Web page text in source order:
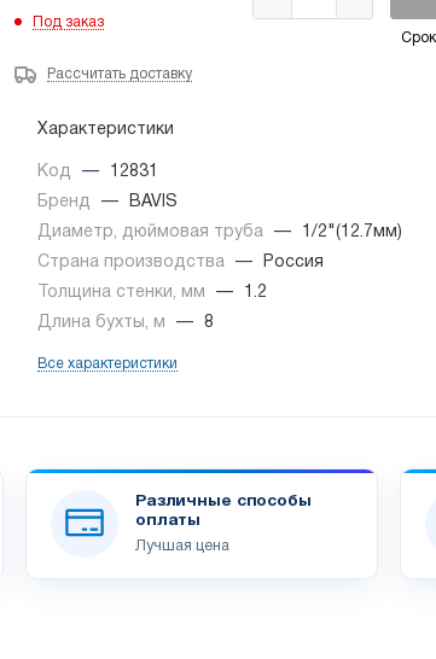
Под заказ
Срок
Рассчитать доставку
Характеристики
Код —
12831
Бренд
—
BAVIS
Диаметр, дюймовая труба
—
1/2"(12.7мм)
Страна производства
—
Россия
Толщина стенки, мм
—
1.2
Длина бухты, м
— 8
Все характеристики
Различные способы
оплаты
Лучшая цена